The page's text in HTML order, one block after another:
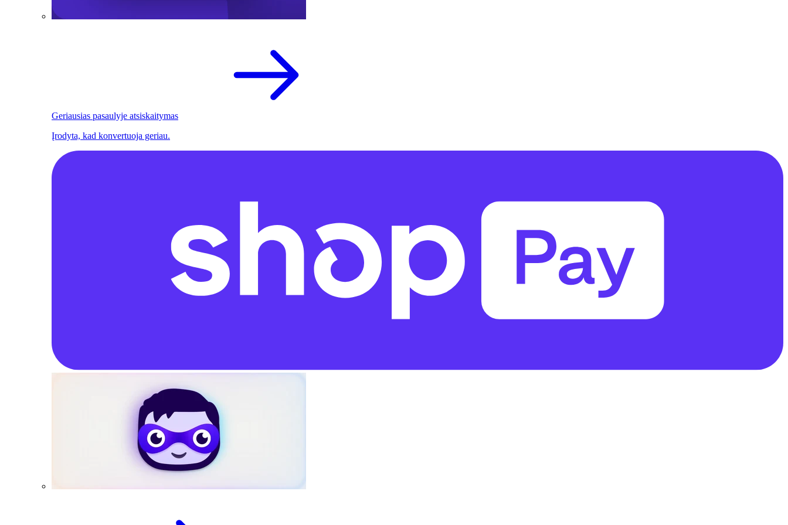
Geriausias pasaulyje atsiskaitymas
Įrodyta, kad konvertuoja geriau.